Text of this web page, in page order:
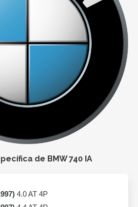
de BMW 740 IA
4.0 AT 4P